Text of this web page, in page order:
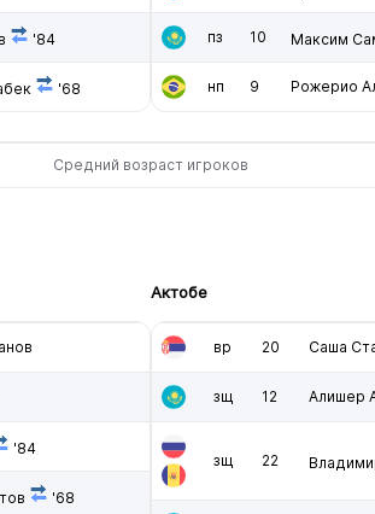
'84
'68
пз 10 Максим
нп 9 Рожерио
Средний возраст игроков
'84
'68
Актобе
вр 20 Саша
зщ 12 Алишер
зщ 22